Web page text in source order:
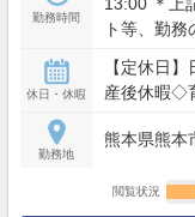
勤務時間
ト等、勤
休日・休暇
【定休日
産後休暇◇
勤務地
熊本県熊本
閲覧状況